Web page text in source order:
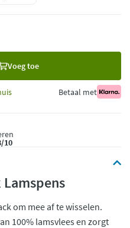
Voeg toe
Betaal met
10
om mee af te wisselen.
100% lamsvlees en zorgt